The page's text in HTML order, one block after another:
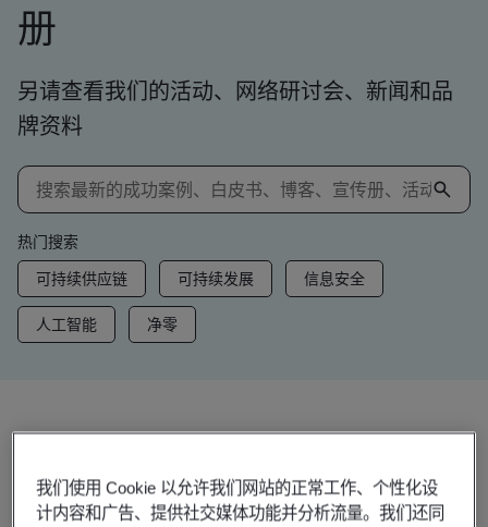
册
另请查看我们的活动、网络研讨会、新闻和品
牌资料
热门搜索
可持续供应链
可持续发展 信息安全
人工智能 净零
趋势洞察
我们使用 Cookie 以允许我们网站的正常工作、个性化设
计内容和广告、提供社交媒体功能并分析流量。我们还同